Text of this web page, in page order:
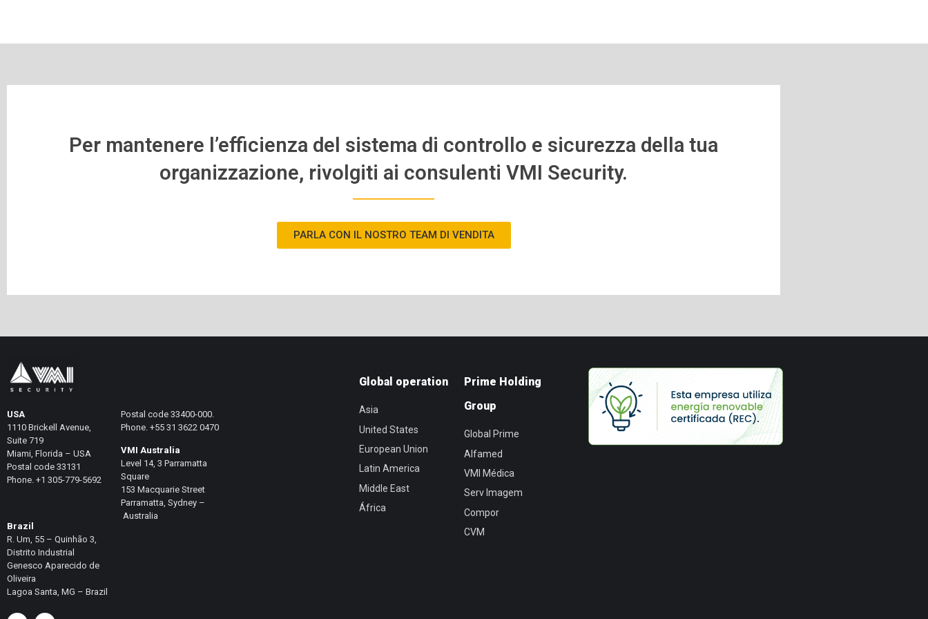
Per mantenere l’efficienza del sistema di controllo e sicurezza della tua
organizzazione, rivolgiti ai consulenti VMI Security.
PARLA CON IL NOSTRO TEAM DI VENDITA
USA
1110 Brickell Avenue,
Suite 719
Miami, Florida – USA
Postal code 33131
Phone. +1 305-779-5692
Brazil
R. Um, 55 – Quinhão 3,
Distrito Industrial
Genesco Aparecido de
Oliveira
Lagoa Santa, MG – Brazil
Postal code 33400-000.
Phone. +55 31 3622 0470
VMI Australia
Level 14, 3 Parramatta
Square
153 Macquarie Street
Parramatta, Sydney –
Australia
Global operation
Asia
United States
European Union
Latin America
Middle East
África
Prime Holding
Group
Global Prime
Alfamed
VMI Médica
Serv Imagem
Compor
CVM